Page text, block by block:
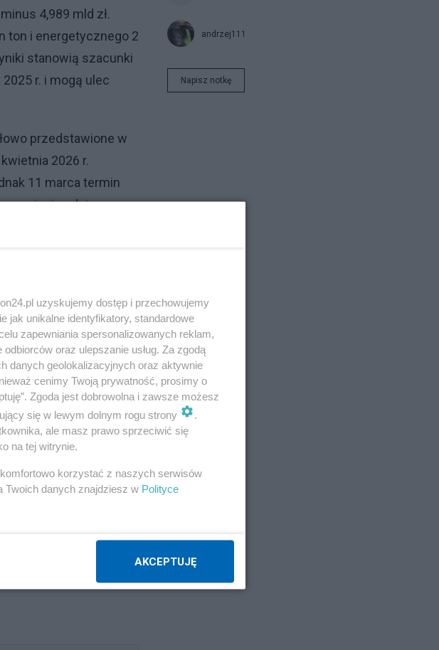
4,989 mld zł.
ton i energetycznego 2
stanowią szacunki
r. i mogą ulec
przedstawione w
2026 r.
11 marca termin
ujęciu odpisu
zł.
andrzej111
Napisz notkę
uzyskujemy dostęp i przechowujemy
jak unikalne identyfikatory, standardowe
zapewniania spersonalizowanych reklam,
oraz ulepszanie usług. Za zgodą
danych geolokalizacyjnych oraz aktywnie
cenimy Twoją prywatność, prosimy o
Zgoda jest dobrowolna i zawsze możesz
się w lewym dolnym rogu strony
.
ale masz prawo sprzeciwić się
na tej witrynie.
korzystać z naszych serwisów
Twoich danych znajdziesz w Polityce
AKCEPTUJĘ